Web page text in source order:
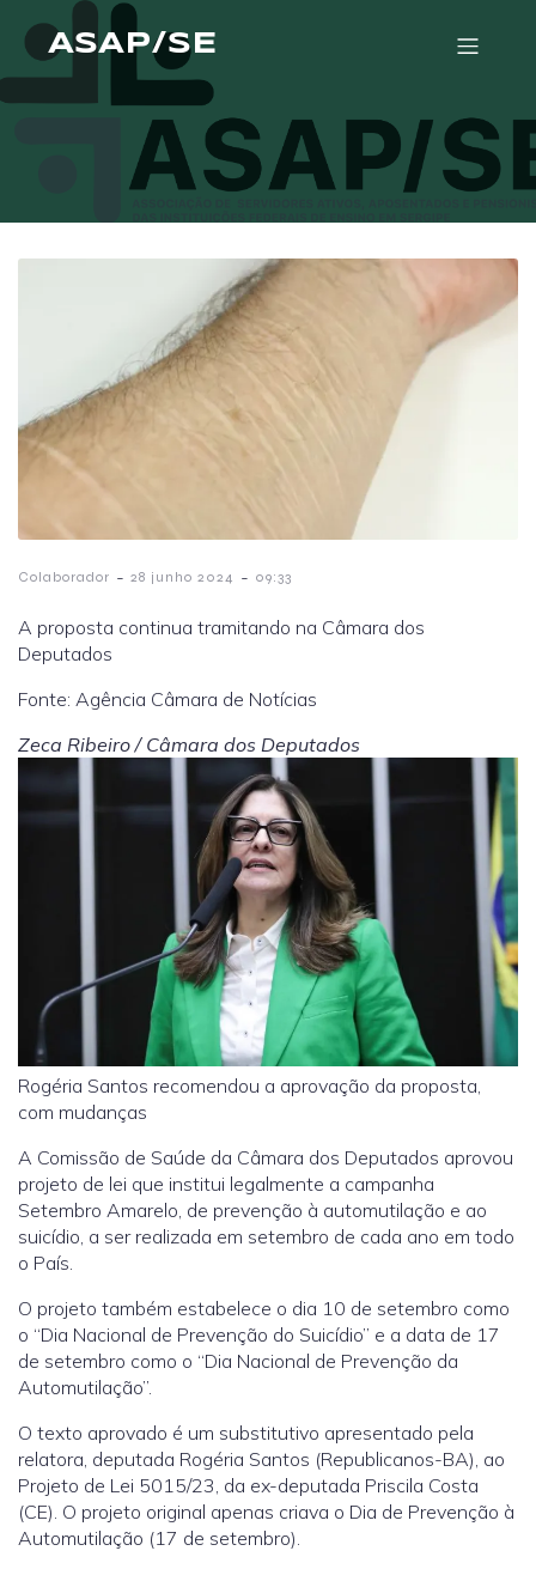
ASAP/SE
Colaborador - 28 junho 2024 - 09:33
A proposta continua tramitando na Câmara dos
Deputados
Fonte: Agência Câmara de Notícias
Zeca Ribeiro / Câmara dos Deputados
Rogéria Santos recomendou a aprovação da proposta,
com mudanças
A Comissão de Saúde da Câmara dos Deputados aprovou
projeto de lei que institui legalmente a campanha
Setembro Amarelo, de prevenção à automutilação e ao
suicídio, a ser realizada em setembro de cada ano em todo
o País.
O projeto também estabelece o dia 10 de setembro como
o “Dia Nacional de Prevenção do Suicídio” e a data de 17
de setembro como o “Dia Nacional de Prevenção da
Automutilação”.
O texto aprovado é um substitutivo apresentado pela
relatora, deputada Rogéria Santos (Republicanos-BA), ao
Projeto de Lei 5015/23, da ex-deputada Priscila Costa
(CE). O projeto original apenas criava o Dia de Prevenção à
Automutilação (17 de setembro).